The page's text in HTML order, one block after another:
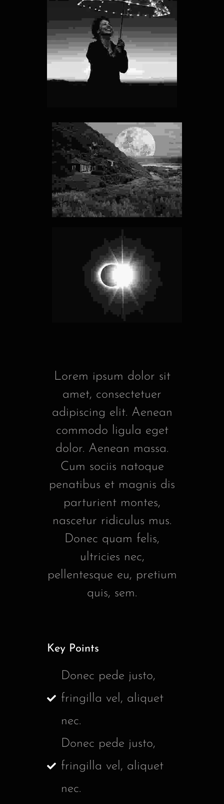
Lorem ipsum dolor sit
amet, consectetuer
adipiscing elit. Aenean
commodo ligula eget
dolor. Aenean massa.
Cum sociis natoque
penatibus et magnis dis
parturient montes,
nascetur ridiculus mus.
Donec quam felis,
ultricies nec,
pellentesque eu, pretium
quis, sem.
Key Points
Donec pede justo,
fringilla vel, aliquet
nec.
Donec pede justo,
fringilla vel, aliquet
nec.